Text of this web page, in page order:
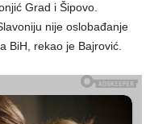
Grad i Šipovo.
nije oslobađanje
BiH, rekao je Bajrović.